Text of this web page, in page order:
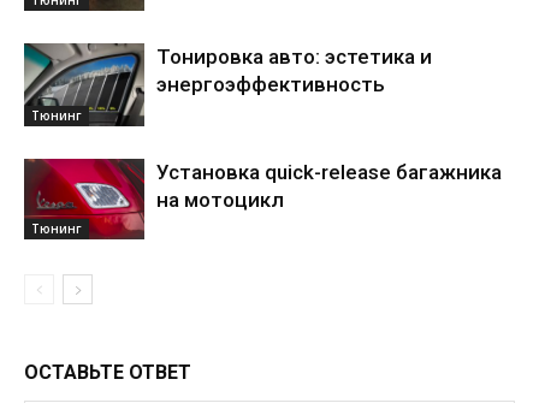
Тюнинг
Тонировка авто: эстетика и
энергоэффективность
Тюнинг
Установка quick-release багажника
на мотоцикл
ОСТАВЬТЕ ОТВЕТ